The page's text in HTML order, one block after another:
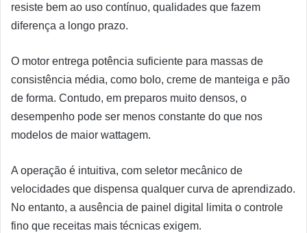
resiste bem ao uso contínuo, qualidades que fazem
diferença a longo prazo.
O motor entrega potência suficiente para massas de
consistência média, como bolo, creme de manteiga e pão
de forma. Contudo, em preparos muito densos, o
desempenho pode ser menos constante do que nos
modelos de maior wattagem.
A operação é intuitiva, com seletor mecânico de
velocidades que dispensa qualquer curva de aprendizado.
No entanto, a ausência de painel digital limita o controle
fino que receitas mais técnicas exigem.